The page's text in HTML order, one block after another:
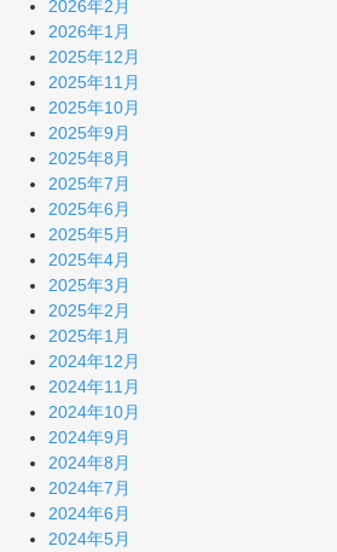
2026年2月
2026年1月
2025年12月
2025年11月
2025年10月
2025年9月
2025年8月
2025年7月
2025年6月
2025年5月
2025年4月
2025年3月
2025年2月
2025年1月
2024年12月
2024年11月
2024年10月
2024年9月
2024年8月
2024年7月
2024年6月
2024年5月